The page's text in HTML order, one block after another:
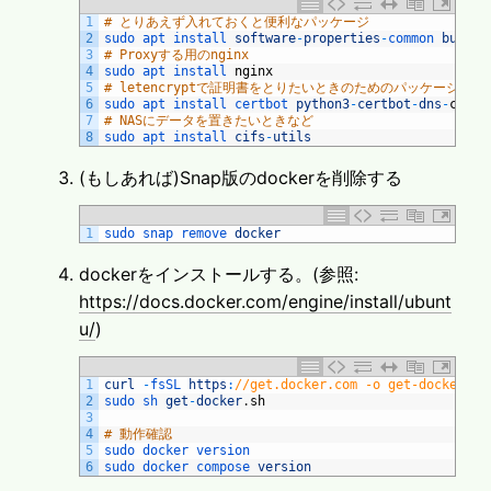
1
2
3
4
5
6
7
8
# とりあえず入れておくと便利なパッケージ
sudo apt install software-properties -common build
# Proxyする用のnginx
sudo apt install nginx
# letencryptで証明書をとりたいときのためのパッケージ
sudo apt install certbot python3-certbot -dns -
# NASにデータを置きたいときなど
sudo apt install cifs -utils
(もしあれば)Snap版のdockerを削除する
1 sudo snap remove docker
dockerをインストールする。(参照:
https://docs.docker.com/engine/install/ubunt
u/)
1
2
3
4
5
6
curl -fsSL https : //get.docker.com -o get-docker.sh
sudo sh get -docker. sh
# 動作確認
sudo docker version
sudo docker compose version